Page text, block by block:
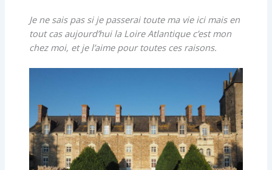
Je ne sais pas si je passerai toute ma vie ici mais en
tout cas aujourd’hui la Loire Atlantique c’est mon
chez moi, et je l’aime pour toutes ces raisons.